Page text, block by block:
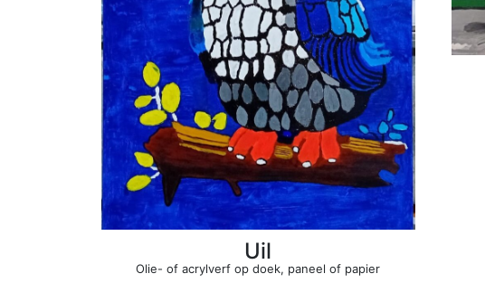
Uil
Olie- of acrylverf op doek, paneel of papier